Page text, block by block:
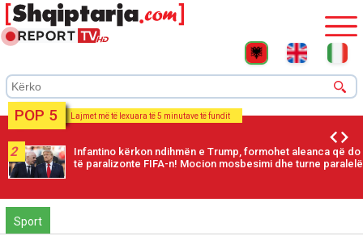
POP 5 Lajmet më të lexuara të 5 minutave të fundit
2
Infantino kërkon ndihmën e Trump, formohet aleanca që do
të paralizonte FIFA-n! Mocion mosbesimi dhe turne paralelë
Sport